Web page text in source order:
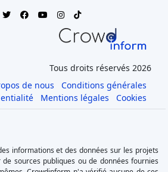
Tous droits réservés 2026
de nous
Conditions générales
Mentions légales Cookies
informations et des données sur les projets
sources publiques ou de données fournies